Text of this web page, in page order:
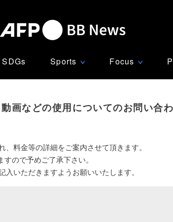
SDGs Sports ∨ Focus ∨
画などの使用についてのお問い合
料金等の詳細をご案内させて頂きます。
ので予めご了承下さい。
いただきますようお願いいたします。